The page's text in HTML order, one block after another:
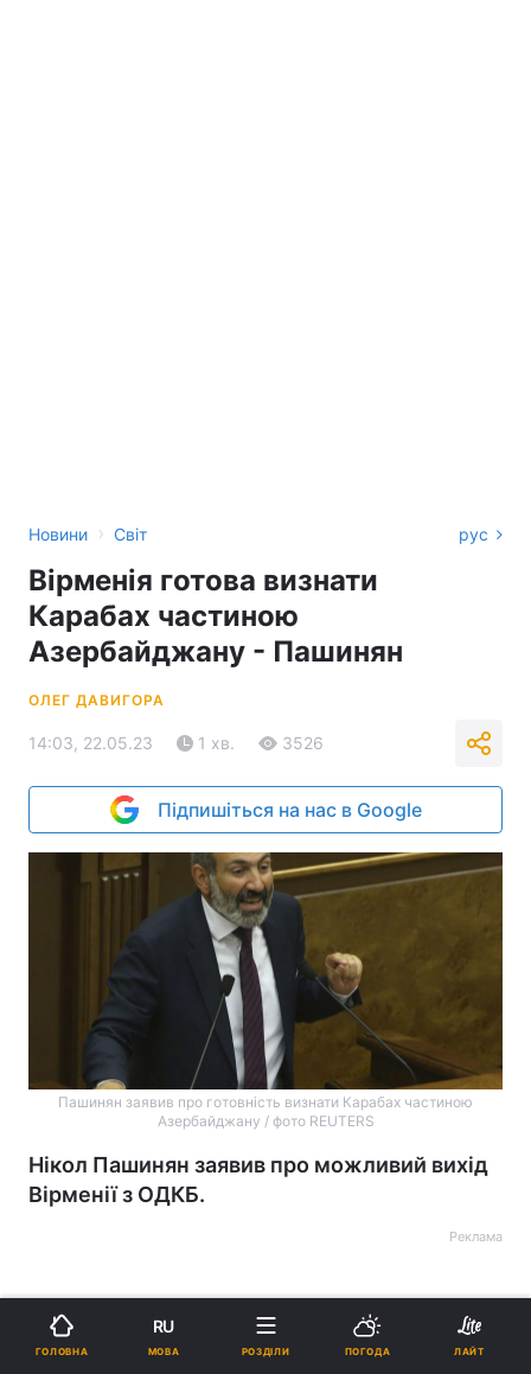
Новини › Світ рус
Вірменія готова визнати
Карабах частиною
Азербайджану - Пашинян
ОЛЕГ ДАВИГОРА
14:03, 22.05.23 1 хв. 3526
Підпишіться на нас в Google
Пашинян заявив про готовність визнати Карабах частиною
Азербайджану / фото REUTERS
Нікол Пашинян заявив про можливий вихід
Вірменії з ОДКБ.
Реклама
ГОЛОВНА
RU
МОВА РОЗДІЛИ ПОГОДА ЛАЙТ